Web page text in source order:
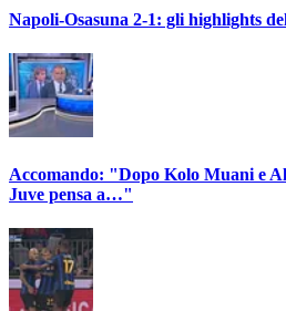
Napoli-Osasuna 2-1: gli highlights
Accomando: "Dopo Kolo Muani e
Juve pensa a…"